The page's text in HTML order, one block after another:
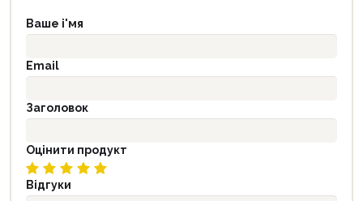
Ваше і'мя
Email
Заголовок
Оцінити продукт
Відгуки